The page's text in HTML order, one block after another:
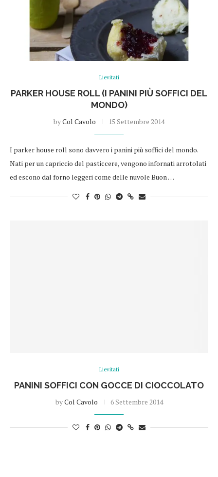
Lievitati
PARKER HOUSE ROLL (I PANINI PIÙ SOFFICI DEL
MONDO)
byCol Cavolo 15 Settembre 2014
I parker house roll sono davvero i panini più soffici del mondo.
Nati per un capriccio del pasticcere, vengono infornati arrotolati
ed escono dal forno leggeri come delle nuvole Buon …
Lievitati
PANINI SOFFICI CON GOCCE DI CIOCCOLATO
byCol Cavolo 6 Settembre 2014